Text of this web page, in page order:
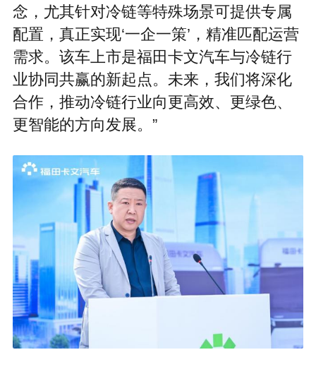
念，尤其针对冷链等特殊场景可提供专属
配置，真正实现‘一企一策’，精准匹配运营
需求。该车上市是福田卡文汽车与冷链行
业协同共赢的新起点。未来，我们将深化
合作，推动冷链行业向更高效、更绿色、
更智能的方向发展。”